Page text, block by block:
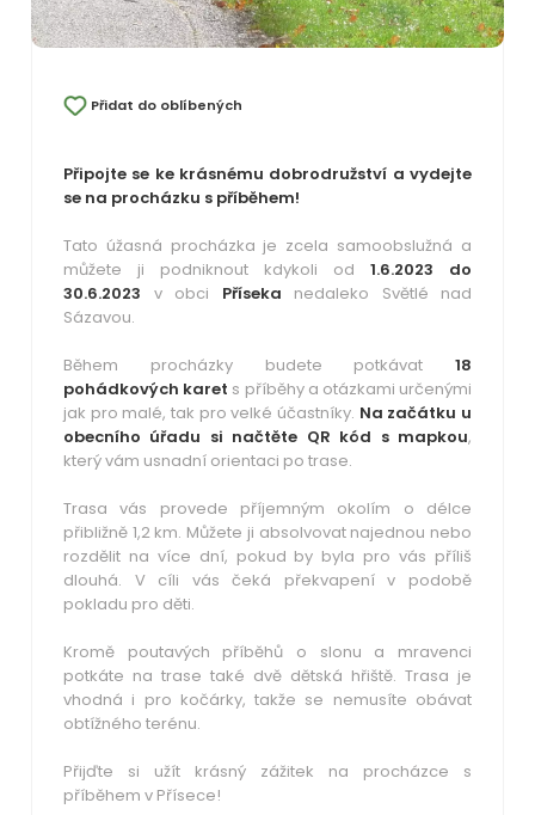
Přidat do oblíbených
Připojte se ke krásnému dobrodružství a vydejte
se na procházku s příběhem!
Tato úžasná procházka je zcela samoobslužná a
můžete ji podniknout kdykoli od 1.6.2023 do
30.6.2023 v obci Příseka nedaleko Světlé nad
Sázavou.
Během procházky budete potkávat 18
pohádkových karet s příběhy a otázkami určenými
jak pro malé, tak pro velké účastníky. Na začátku u
obecního úřadu si načtěte QR kód s mapkou,
který vám usnadní orientaci po trase.
Trasa vás provede příjemným okolím o délce
přibližně 1,2 km. Můžete ji absolvovat najednou nebo
rozdělit na více dní, pokud by byla pro vás příliš
dlouhá. V cíli vás čeká překvapení v podobě
pokladu pro děti.
Kromě poutavých příběhů o slonu a mravenci
potkáte na trase také dvě dětská hřiště. Trasa je
vhodná i pro kočárky, takže se nemusíte obávat
obtížného terénu.
Přijďte si užít krásný zážitek na procházce s
příběhem v Přísece!